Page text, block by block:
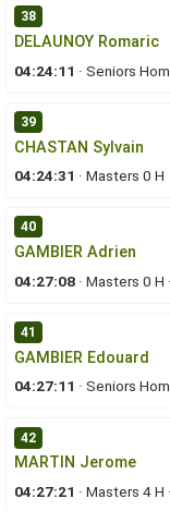
38
DELAUNOY Romaric
04:24:11 ·Seniors
39
CHASTAN Sylvain
04:24:31 ·Masters 0 H
40
GAMBIER Adrien
04:27:08 ·Masters 0 H
41
GAMBIER Edouard
04:27:11 ·Seniors
42
MARTIN Jerome
04:27:21 ·Masters 4 H